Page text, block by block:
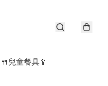
🍴兒童餐具🥄